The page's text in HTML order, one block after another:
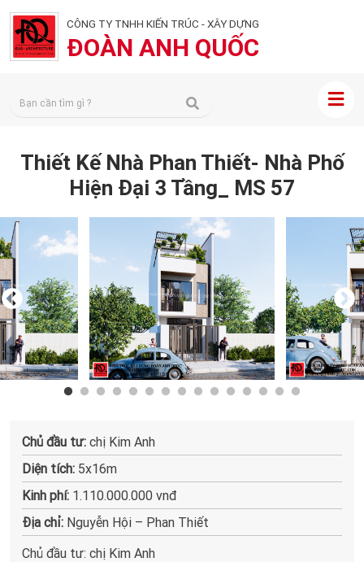
CÔNG TY TNHH KIẾN TRÚC - XÂY DỰNG
ĐOÀN ANH QUỐC
Thiết Kế Nhà Phan Thiết- Nhà Phố
Hiện Đại 3 Tầng_ MS 57
Chủ đầu tư: chị Kim Anh
Diện tích: 5x16m
Kinh phí: 1.110.000.000 vnđ
Địa chỉ: Nguyễn Hội – Phan Thiết
Chủ đầu tư: chị Kim Anh